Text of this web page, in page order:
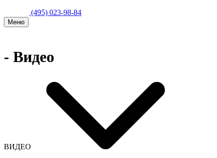
(495) 023-98-84
Меню
- Видео
ВИДЕО